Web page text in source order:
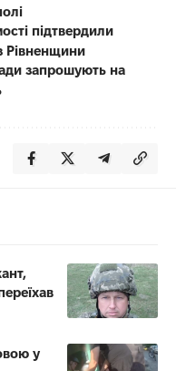
підтвердили
Рівненщини
запрошують на
у